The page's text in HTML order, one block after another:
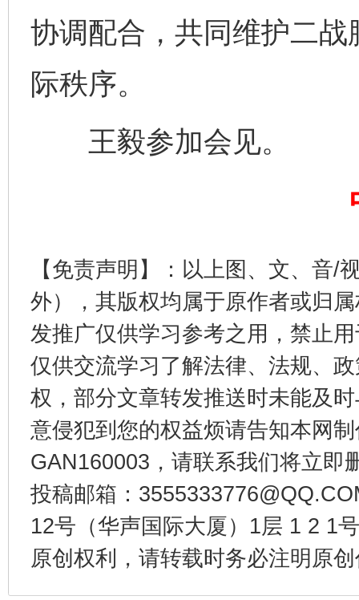
协调配合，共同维护二
际秩序。
王毅参加会见。
【免责声明】：以上图、文、音/
外），其版权均属于原作者或归
发推广仅供学习参考之用，禁止
仅供交流学习了解法律、法规、
权，部分文章转发推送时未能及
意侵犯到您的权益烦请告知本网
GAN160003，请联系我们将立即
投稿邮箱：
12号（华声国际大厦）1层 1 2 1
原创权利，请转载时务必注明原
东山县通报“牛蛙产品抗生素超标问题”
千年窑火 生生不息 一
揭开“小金库”的免责幌子